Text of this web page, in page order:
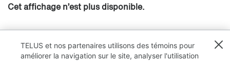
Cet affichage n’est plus disponible.
TELUS et nos partenaires utilisons des témoins pour
améliorer la navigation sur le site, analyser l'utilisation